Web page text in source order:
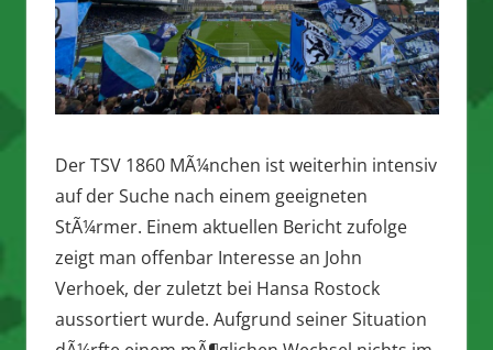
Der TSV 1860 MÃ¼nchen ist weiterhin intensiv
auf der Suche nach einem geeigneten
StÃ¼rmer. Einem aktuellen Bericht zufolge
zeigt man offenbar Interesse an John
Verhoek, der zuletzt bei Hansa Rostock
aussortiert wurde. Aufgrund seiner Situation